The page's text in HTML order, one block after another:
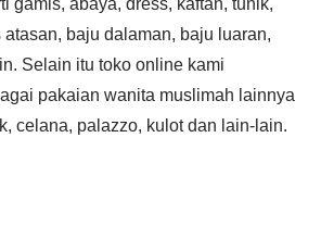
baju dalaman, baju luaran,
Selain itu toko online kami
pakaian wanita muslimah lainnya
celana, palazzo, kulot dan lain-lain.